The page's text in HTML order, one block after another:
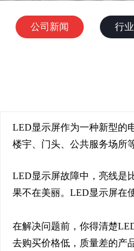
公司新闻 行
LED显示屏作为一种新型的
楼宇、门头、公共服务场所
LED显示屏故障中，亮线是
果不在美丽。LED显示屏在
在解决问题前，你得清楚
去购买价格低，质量差的产